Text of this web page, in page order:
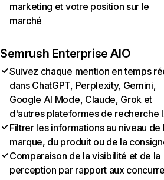
marketing et votre position sur le
marché
Semrush Enterprise AIO
Suivez chaque mention en temps
dans ChatGPT, Perplexity, Gemini,
Google AI Mode, Claude, Grok et
d'autres plateformes de recherche
Filtrer les informations au niveau de
marque, du produit ou de la
Comparaison de la visibilité et de la
perception par rapport aux